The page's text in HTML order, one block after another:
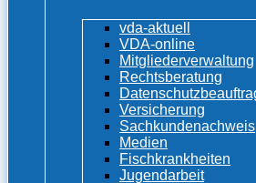
vda-aktuell
VDA-online
Mitgliederverwaltung
Rechtsberatung
Versicherung
Sachkundenachweis
Medien
Fischkrankheiten
Jugendarbeit